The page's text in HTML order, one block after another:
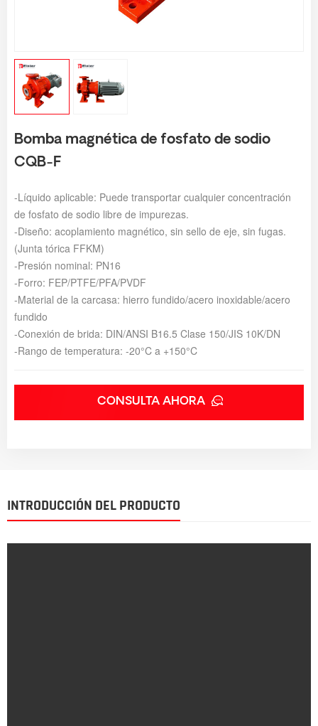
Bomba magnética de fosfato de sodio
CQB-F
-Líquido aplicable: Puede transportar cualquier concentración
de fosfato de sodio libre de impurezas.
-Diseño: acoplamiento magnético, sin sello de eje, sin fugas.
(Junta tórica FFKM)
-Presión nominal: PN16
-Forro: FEP/PTFE/PFA/PVDF
-Material de la carcasa: hierro fundido/acero inoxidable/acero
fundido
-Conexión de brida: DIN/ANSI B16.5 Clase 150/JIS 10K/DN
-Rango de temperatura: -20°C a +150°C
CONSULTA AHORA
INTRODUCCIÓN DEL PRODUCTO